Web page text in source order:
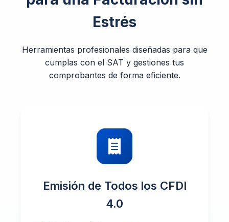
Estrés
Herramientas profesionales diseñadas para que
cumplas con el SAT y gestiones tus
comprobantes de forma eficiente.
Emisión de Todos los CFDI
4.0